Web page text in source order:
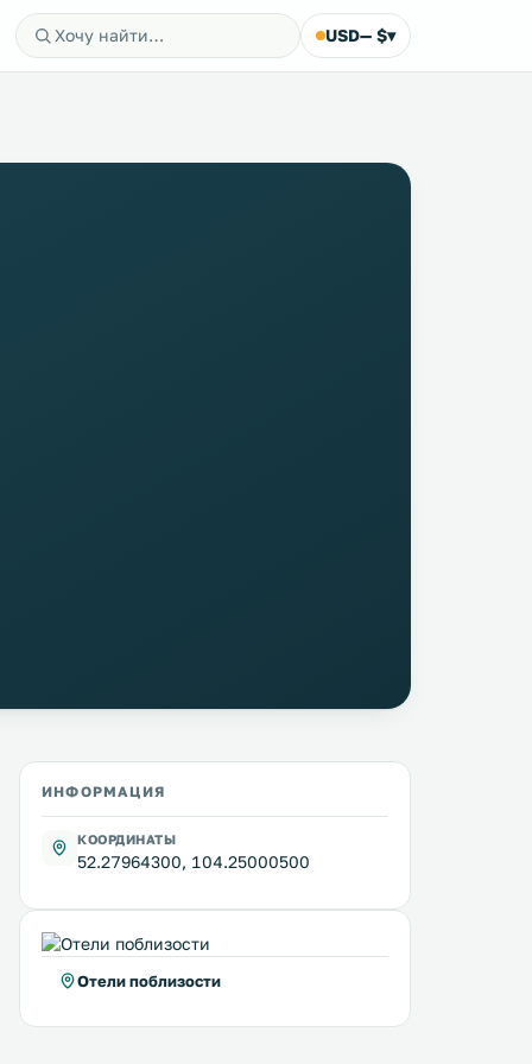
USD— $▾
ИНФОРМАЦИЯ
КООРДИНАТЫ
52.27964300, 104.25000500
Отели поблизости